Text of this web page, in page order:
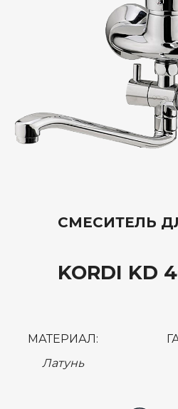
СМЕСИТЕЛЬ
KORDI KD
МАТЕРИАЛ:
Латунь